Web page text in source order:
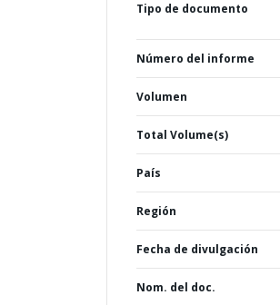
Tipo de documento
Número del informe
Volumen
Total Volume(s)
País
Región
Fecha de divulgación
Nom. del doc.